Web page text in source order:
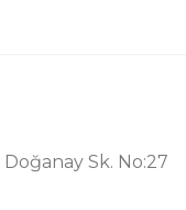
Sk. No:27